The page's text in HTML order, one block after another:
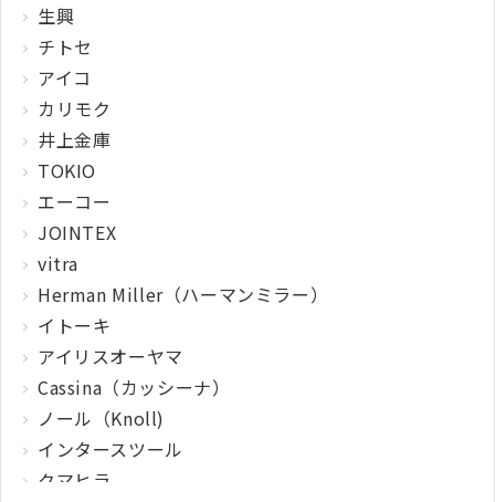
生興
チトセ
アイコ
カリモク
井上金庫
TOKIO
エーコー
JOINTEX
vitra
Herman Miller（ハーマンミラー）
イトーキ
アイリスオーヤマ
Cassina（カッシーナ）
ノール（Knoll)
インタースツール
クマヒラ